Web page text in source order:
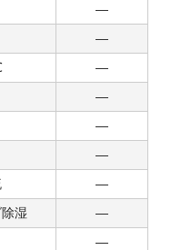
―
―
―
―
―
―
―
湿 ―
―